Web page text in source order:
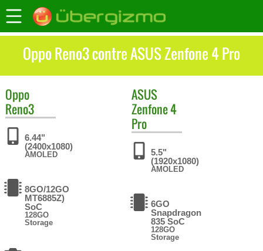
Oppo Reno3 contre ASUS Zenfone 4 Pro
Oppo
Reno3
6.44"
(2400x1080)
AMOLED
8GO/12GO
MT6885Z)
SoC
128GO
Storage
ASUS
Zenfone 4
Pro
5.5"
(1920x1080)
AMOLED
6GO
Snapdragon
835 SoC
128GO
Storage